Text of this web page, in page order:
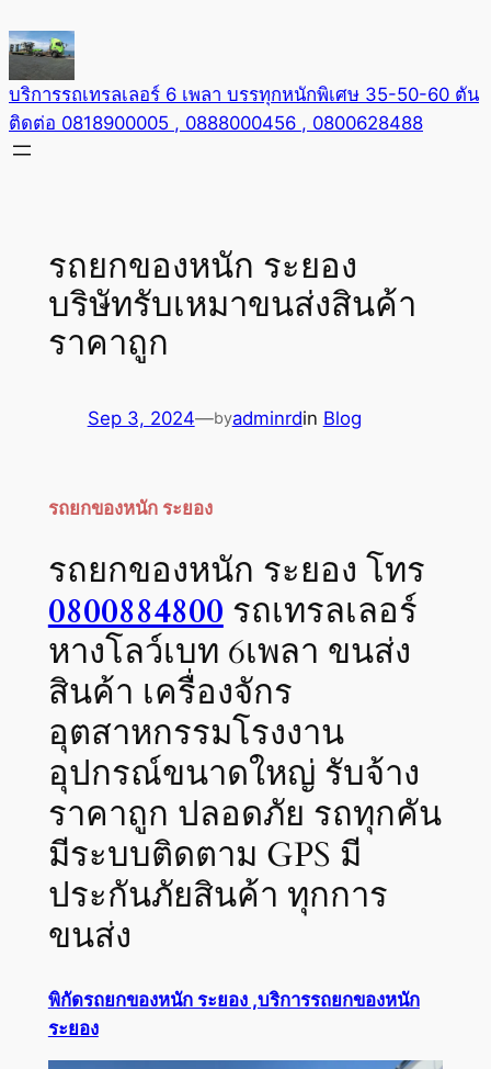
to
content
บริการรถเทรลเลอร์ 6 เพลา บรรทุกหนักพิเศษ 35-50-60 ตัน
ติดต่อ 0818900005 , 0888000456 , 0800628488
รถยกของหนัก ระยอง
บริษัทรับเหมาขนส่งสินค้า
ราคาถูก
Sep 3, 2024—byadminrdin Blog
รถยกของหนัก ระยอง
รถยกของหนัก ระยอง โทร
0800884800 รถเทรลเลอร์
หางโลว์เบท 6เพลา ขนส่ง
สินค้า เครื่องจักร
อุตสาหกรรมโรงงาน
อุปกรณ์ขนาดใหญ่ รับจ้าง
ราคาถูก ปลอดภัย รถทุกคัน
มีระบบติดตาม GPS มี
ประกันภัยสินค้า ทุกการ
ขนส่ง
พิกัดรถยกของหนัก ระยอง ,บริการรถยกของหนัก
ระยอง